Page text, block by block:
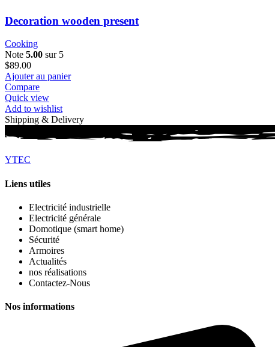
Decoration wooden present
Cooking
Note 5.00 sur 5
$89.00
Ajouter au panier
Compare
Quick view
Add to wishlist
Shipping & Delivery
YTEC
Liens utiles
Electricité industrielle
Electricité générale
Domotique (smart home)
Sécurité
Armoires
Actualités
nos réalisations
Contactez-Nous
Nos informations